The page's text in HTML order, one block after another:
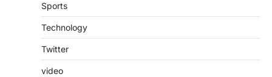
Sports
Technology
Twitter
video